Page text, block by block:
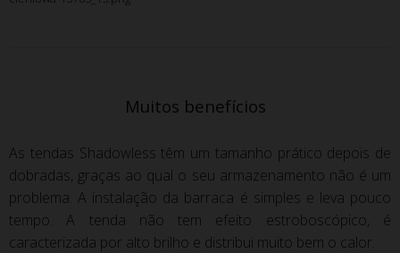
Muitos benefícios
As tendas Shadowless têm um tamanho prático depois de
dobradas, graças ao qual o seu armazenamento não é um
problema.A instalação da barraca é simples e leva pouco
tempo.A tenda não tem efeito estroboscópico, é
caracterizada por alto brilho e distribui muito bem o calor.